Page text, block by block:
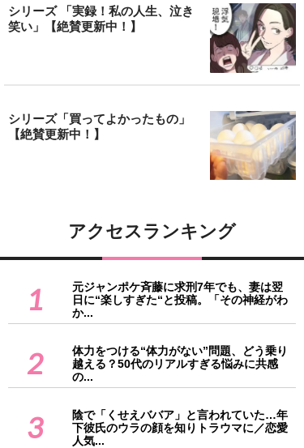
シリーズ 「実録！私の人生、泣き
笑い」【絶賛更新中！】
シリーズ「買ってよかったもの」
【絶賛更新中！】
アクセスランキング
1
元ジャンポケ斉藤に求刑7年でも、妻は翌
日に“楽しすぎた“と投稿。「その神経がわ
か...
2
体力をつける“体力がない”問題、どう乗り
越える？50代のリアルすぎる悩みに共感
の...
3
陰で「くせえババア」と言われていた…年
下彼氏のウラの顔を知りトラウマに／恋愛
人気...